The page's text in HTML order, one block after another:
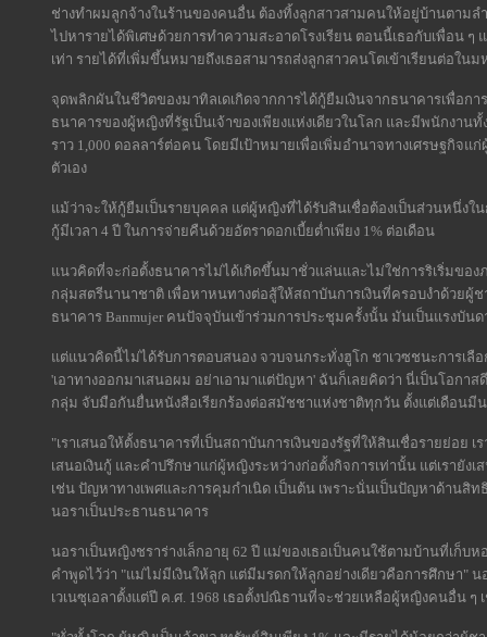
ช่างทำผมลูกจ้างในร้านของคนอื่น ต้องทิ้งลูกสาวสามคนให้อยู่บ้านตาม
ไปหารายได้พิเศษด้วยการทำความสะอาดโรงเรียน ตอนนี้เธอกับเพื่อน ๆ
เท่า รายได้ที่เพิ่มขึ้นหมายถึงเธอสามารถส่งลูกสาวคนโตเข้าเรียนต่อใน
จุดพลิกผันในชีวิตของมาทิลเดเกิดจากการได้กู้ยืมเงินจากธนาคารเพื่อกา
ธนาคารของผู้หญิงที่รัฐเป็นเจ้าของเพียงแห่งเดียวในโลก และมีพนักงา
ราว 1,000 ดอลลาร์ต่อคน โดยมีเป้าหมายเพื่อเพิ่มอำนาจทางเศรษฐกิจแ
ตัวเอง
แม้ว่าจะให้กู้ยืมเป็นรายบุคคล แต่ผู้หญิงที่ได้รับสินเชื่อต้องเป็นส่วนหนึ่ง
กู้มีเวลา 4 ปี ในการจ่ายคืนด้วยอัตราดอกเบี้ยต่ำเพียง 1% ต่อเดือน
แนวคิดที่จะก่อตั้งธนาคารไม่ได้เกิดขึ้นมาชั่วแล่นและไม่ใช่การริเริ่มขอ
กลุ่มสตรีนานาชาติ เพื่อหาหนทางต่อสู้ให้สถาบันการเงินที่ครอบงำด้วย
ธนาคาร Banmujer คนปัจจุบันเข้าร่วมการประชุมครั้งนั้น มันเป็นแรงบัน
แต่แนวคิดนี้ไม่ได้รับการตอบสนอง จวบจนกระทั่งฮูโก ชาเวซชนะการเลื
'เอาทางออกมาเสนอผม อย่าเอามาแต่ปัญหา' ฉันก็เลยคิดว่า นี่เป็นโอกา
กลุ่ม จับมือกันยื่นหนังสือเรียกร้องต่อสมัชชาแห่งชาติทุกวัน ตั้งแต่เดือนมี
"เราเสนอให้ตั้งธนาคารที่เป็นสถาบันการเงินของรัฐที่ให้สินเชื่อรายย่อย เ
เสนอเงินกู้ และคำปรึกษาแก่ผู้หญิงระหว่างก่อตั้งกิจการเท่านั้น แต่เรายั
เช่น ปัญหาทางเพศและการคุมกำเนิด เป็นต้น เพราะนั่นเป็นปัญหาด้านสิ
นอราเป็นประธานธนาคาร
นอราเป็นหญิงชราร่างเล็กอายุ 62 ปี แม่ของเธอเป็นคนใช้ตามบ้านที่เก็บ
คำพูดไว้ว่า "แม่ไม่มีเงินให้ลูก แต่มีมรดกให้ลูกอย่างเดียวคือการศึกษา"
เวเนซุเอลาตั้งแต่ปี ค.ศ. 1968 เธอตั้งปณิธานที่จะช่วยเหลือผู้หญิงคนอื่น ๆ